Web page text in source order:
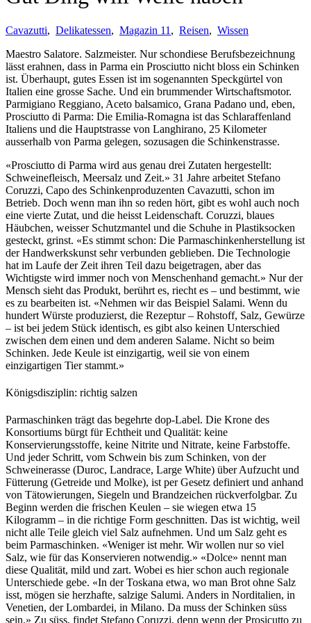
Cavazutti, Delikatessen, Magazin 11 , Reisen, Wissen
Maestro Salatore. Salzmeister. Nur schondiese Berufsbezeichnung
lässt erahnen, dass in Parma ein Prosciutto nicht bloss ein Schinken
ist. Überhaupt, gutes Essen ist im sogenannten Speckgürtel von
Italien eine grosse Sache. Und ein brummender Wirtschaftsmotor.
Parmigiano Reggiano, Aceto balsamico, Grana Padano und, eben,
Prosciutto di Parma: Die Emilia-Romagna ist das Schlaraffenland
Italiens und die Hauptstrasse von Langhirano, 25 Kilometer
ausserhalb von Parma gelegen, sozusagen die Schinkenstrasse.
«Prosciutto di Parma wird aus genau drei Zutaten hergestellt:
Schweinefleisch, Meersalz und Zeit.» 31 Jahre arbeitet Stefano
Coruzzi, Capo des Schinkenproduzenten Cavazutti, schon im
Betrieb. Doch wenn man ihn so reden hört, gibt es wohl auch noch
eine vierte Zutat, und die heisst Leidenschaft. Coruzzi, blaues
Häubchen, weisser Schutzmantel und die Schuhe in Plastiksocken
gesteckt, grinst. «Es stimmt schon: Die Parmaschinkenherstellung ist
der Handwerkskunst sehr verbunden geblieben. Die Technologie
hat im Laufe der Zeit ihren Teil dazu beigetragen, aber das
Wichtigste wird immer noch von Menschenhand gemacht.» Nur der
Mensch sieht das Produkt, berührt es, riecht es – und bestimmt, wie
es zu bearbeiten ist. «Nehmen wir das Beispiel Salami. Wenn du
hundert Würste produzierst, die Rezeptur – Rohstoff, Salz, Gewürze
– ist bei jedem Stück identisch, es gibt also keinen Unterschied
zwischen dem einen und dem anderen Salame. Nicht so beim
Schinken. Jede Keule ist einzigartig, weil sie von einem
einzigartigen Tier stammt.»
Königsdisziplin: richtig salzen
Parmaschinken trägt das begehrte dop-Label. Die Krone des
Konsortiums bürgt für Echtheit und Qualität: keine
Konservierungsstoffe, keine Nitrite und Nitrate, keine Farbstoffe.
Und jeder Schritt, vom Schwein bis zum Schinken, von der
Schweinerasse (Duroc, Landrace, Large White) über Aufzucht und
Fütterung (Getreide und Molke), ist per Gesetz definiert und anhand
von Tätowierungen, Siegeln und Brandzeichen rückverfolgbar. Zu
Beginn werden die frischen Keulen – sie wiegen etwa 15
Kilogramm – in die richtige Form geschnitten. Das ist wichtig, weil
nicht alle Teile gleich viel Salz aufnehmen. Und um Salz geht es
beim Parmaschinken. «Weniger ist mehr. Wir wollen nur so viel
Salz, wie für das Konservieren notwendig.» «Dolce» nennt man
diese Qualität, mild und zart. Wobei es hier schon auch regionale
Unterschiede gebe. «In der Toskana etwa, wo man Brot ohne Salz
isst, mögen sie herzhafte, salzige Salumi. Anders in Norditalien, in
Venetien, der Lombardei, in Milano. Da muss der Schinken süss
sein.» Zu süss, findet Stefano Coruzzi, denn wenn der Prosicutto zu